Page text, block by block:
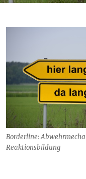
Borderline:
Reaktionsbildung